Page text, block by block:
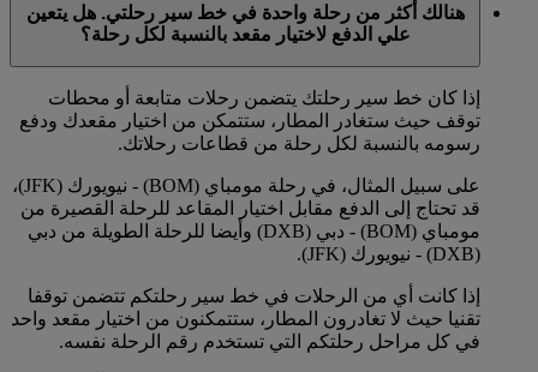
هنالك أكثر من رحلة واحدة في خط سير رحلتي. هل يتعين
علي الدفع لاختيار مقعد بالنسبة لكل رحلة؟
إذا كان خط سير رحلتك يتضمن رحلات متابعة أو محطات
توقف حيث ستغادر المطار، ستتمكن من اختيار مقعدك ودفع
رسومه بالنسبة لكل رحلة من قطاعات رحلاتك.
على سبيل المثال، في رحلة مومباي (BOM) - نيويورك (JFK)،
قد تحتاج إلى الدفع مقابل اختيار المقاعد للرحلة القصيرة من
مومباي (BOM) - دبي (DXB) وأيضا للرحلة الطويلة من دبي
(DXB) - نيويورك (JFK).
إذا كانت أي من الرحلات في خط سير رحلتكم تتضمن توقفا
تقنيا حيث لا تغادرون المطار، ستتمكنون من اختيار مقعد واحد
في كل مراحل رحلتكم التي تستخدم رقم الرحلة نفسه.